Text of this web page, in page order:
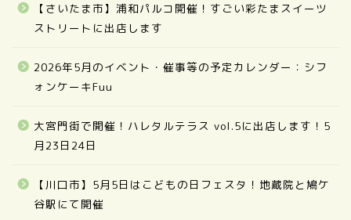
【さいたま市】浦和パルコ開催！すごい彩たまスイーツ
ストリートに出店します
2026年5月のイベント・催事等の予定カレンダー：シフ
ォンケーキFuu
大宮門街で開催！ハレタルテラス vol.5に出店します！5
月23日24日
【川口市】5月5日はこどもの日フェスタ！地蔵院と鳩ケ
谷駅にて開催